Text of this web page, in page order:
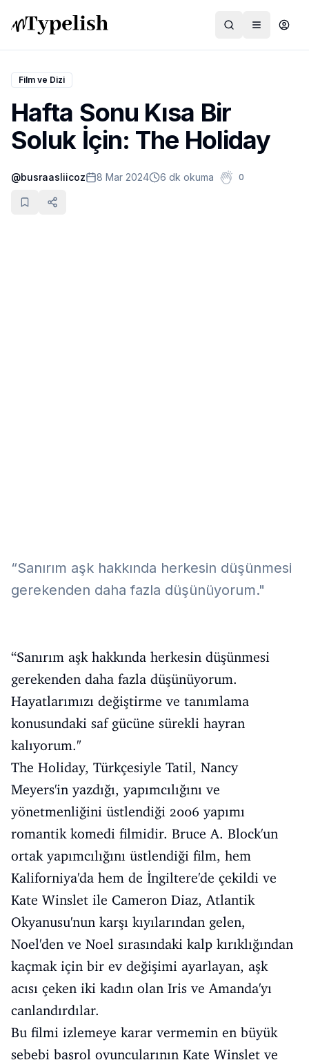
Dünya
Film ve Dizi
Kültür ve Sanat
Sağlık
Film ve Dizi
Hafta Sonu Kısa Bir
Soluk İçin: The Holiday
@busraasliicoz 8 Mar 2024 6 dk okuma 0
“Sanırım aşk hakkında herkesin düşünmesi
gerekenden daha fazla düşünüyorum."
“Sanırım aşk hakkında herkesin düşünmesi
gerekenden daha fazla düşünüyorum.
Hayatlarımızı değiştirme ve tanımlama
konusundaki saf gücüne sürekli hayran
kalıyorum."
The Holiday, Türkçesiyle Tatil, Nancy
Meyers'in yazdığı, yapımcılığını ve
yönetmenliğini üstlendiği 2006 yapımı
romantik komedi filmidir. Bruce A. Block'un
ortak yapımcılığını üstlendiği film, hem
Kaliforniya'da hem de İngiltere'de çekildi ve
Kate Winslet ile Cameron Diaz, Atlantik
Okyanusu'nun karşı kıyılarından gelen,
Noel'den ve Noel sırasındaki kalp kırıklığından
kaçmak için bir ev değişimi ayarlayan, aşk
acısı çeken iki kadın olan Iris ve Amanda'yı
canlandırdılar.
Bu filmi izlemeye karar vermemin en büyük
sebebi başrol oyuncularının Kate Winslet ve